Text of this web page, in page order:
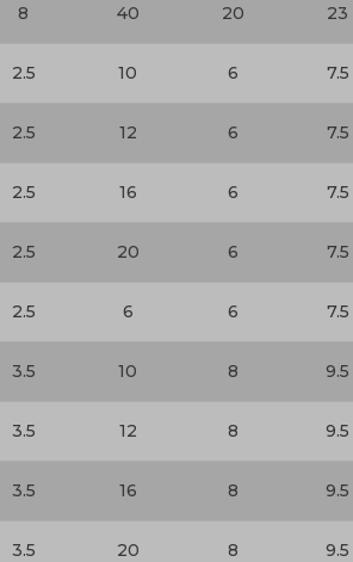
8 40 20 23
2.5 10 6 7.5
2.5 12 6 7.5
2.5 16 6 7.5
2.5 20 6 7.5
2.5 6 6 7.5
3.5 10 8 9.5
3.5 12 8 9.5
3.5 16 8 9.5
3.5 20 8 9.5